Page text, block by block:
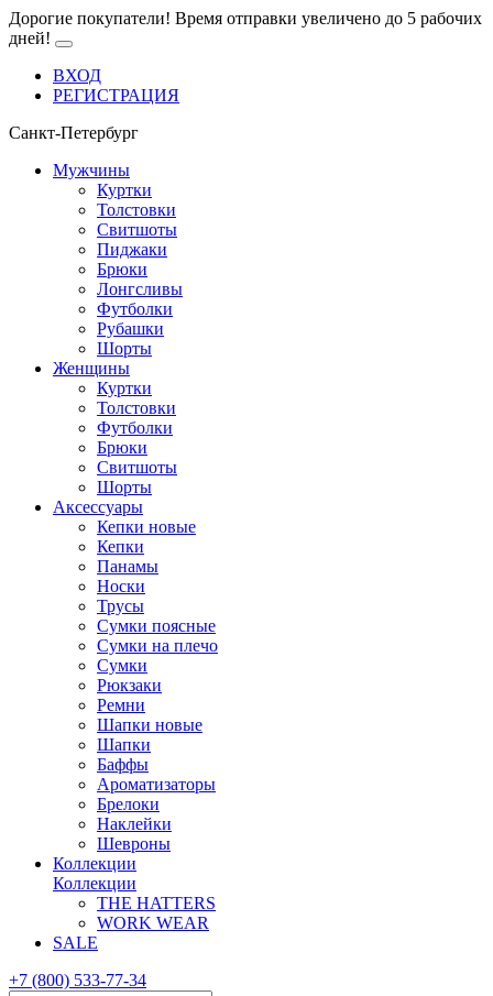
Дорогие покупатели! Время отправки увеличено до 5 рабочих
дней!
ВХОД
РЕГИСТРАЦИЯ
Санкт-Петербург
Мужчины
Куртки
Толстовки
Свитшоты
Пиджаки
Брюки
Лонгсливы
Футболки
Рубашки
Шорты
Женщины
Куртки
Толстовки
Футболки
Брюки
Свитшоты
Шорты
Аксессуары
Кепки новые
Кепки
Панамы
Носки
Трусы
Сумки поясные
Сумки на плечо
Сумки
Рюкзаки
Ремни
Шапки новые
Шапки
Баффы
Ароматизаторы
Брелоки
Наклейки
Шевроны
Коллекции
Коллекции
THE HATTERS
WORK WEAR
SALE
+7 (800) 533-77-34